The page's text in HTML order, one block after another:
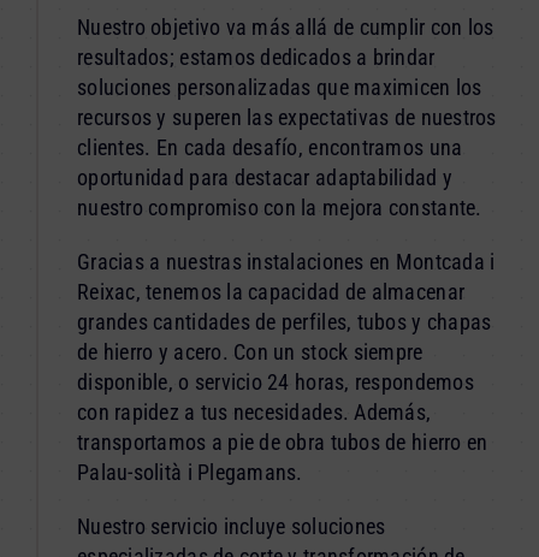
Nuestro objetivo va más allá de cumplir con los
resultados; estamos dedicados a brindar
soluciones personalizadas que maximicen los
recursos y superen las expectativas de nuestros
clientes. En cada desafío, encontramos una
oportunidad para destacar adaptabilidad y
nuestro compromiso con la mejora constante.
Gracias a nuestras instalaciones en Montcada i
Reixac, tenemos la capacidad de almacenar
grandes cantidades de perfiles, tubos y chapas
de hierro y acero. Con un stock siempre
disponible, o servicio 24 horas, respondemos
con rapidez a tus necesidades. Además,
transportamos a pie de obra tubos de hierro en
Palau-solità i Plegamans.
Nuestro servicio incluye soluciones